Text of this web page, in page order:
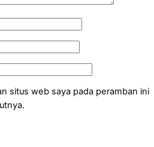
situs web saya pada peramban ini